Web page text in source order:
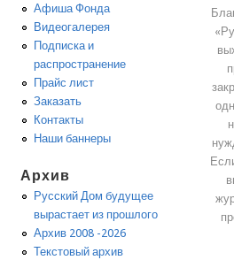
Афиша Фонда
Видеогалерея
Подписка и
распространение
Прайс лист
Заказать
Контакты
Наши баннеры
Архив
Русский Дом будущее
вырастает из прошлого
Архив 2008 -2026
Текстовый архив